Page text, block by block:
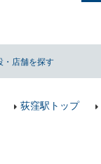
・店舗を探す
荻窪駅トップ